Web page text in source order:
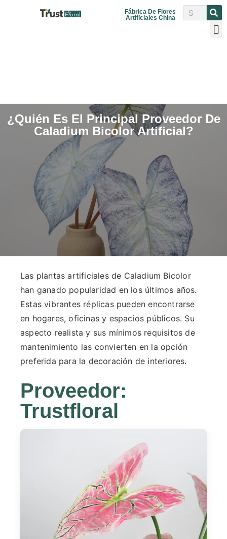
Fábrica De Flores
Artificiales China
¿Quién Es El Principal Proveedor De
Caladium Bicolor Artificial?
Las plantas artificiales de Caladium Bicolor
han ganado popularidad en los últimos años.
Estas vibrantes réplicas pueden encontrarse
en hogares, oficinas y espacios públicos. Su
aspecto realista y sus mínimos requisitos de
mantenimiento las convierten en la opción
preferida para la decoración de interiores.
Proveedor:
Trustfloral